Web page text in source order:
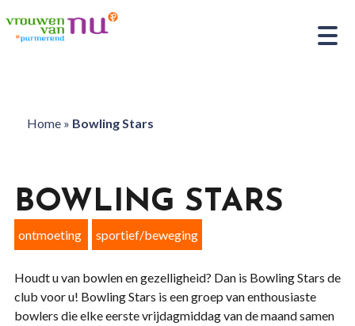
Home» Bowling Stars
BOWLING STARS
ontmoeting sportief/beweging
Houdt u van bowlen en gezelligheid? Dan is Bowling Stars de
club voor u! Bowling Stars is een groep van enthousiaste
bowlers die elke eerste vrijdagmiddag van de maand samen